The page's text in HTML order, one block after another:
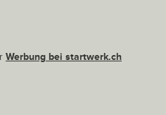
Werbung bei startwerk.ch